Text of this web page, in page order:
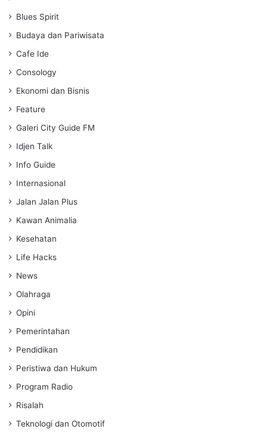
Blues Spirit
Budaya dan Pariwisata
Cafe Ide
Consology
Ekonomi dan Bisnis
Feature
Galeri City Guide FM
Idjen Talk
Info Guide
Internasional
Jalan Jalan Plus
Kawan Animalia
Kesehatan
Life Hacks
News
Olahraga
Opini
Pemerintahan
Pendidikan
Peristiwa dan Hukum
Program Radio
Risalah
Teknologi dan Otomotif